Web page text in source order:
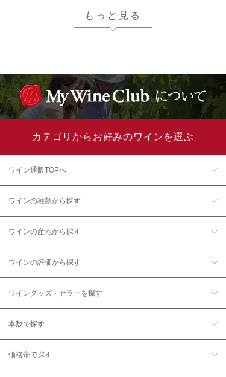
もっと見る
カテゴリからお好みのワインを選ぶ
ワイン通販TOPへ
ワインの種類から探す
ワインの産地から探す
ワインの評価から探す
ワイングッズ・セラーを探す
本数で探す
価格帯で探す